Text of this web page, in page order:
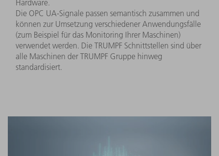
Hardware.
Die OPC UA-Signale passen semantisch zusammen und
können zur Umsetzung verschiedener Anwendungsfälle
(zum Beispiel für das Monitoring Ihrer Maschinen)
verwendet werden. Die TRUMPF Schnittstellen sind über
alle Maschinen der TRUMPF Gruppe hinweg
standardisiert.